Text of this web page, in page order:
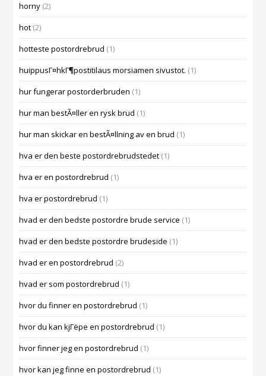
horny (2)
hot (2)
hotteste postordrebrud (1)
huippusГ¤hkГ¶postitilaus morsiamen sivustot. (1)
hur fungerar postorderbruden (1)
hur man bestÃ¤ller en rysk brud (1)
hur man skickar en bestÃ¤llning av en brud (1)
hva er den beste postordrebrudstedet (1)
hva er en postordrebrud (1)
hva er postordrebrud (1)
hvad er den bedste postordre brude service (1)
hvad er den bedste postordre brudeside (1)
hvad er en postordrebrud (2)
hvad er som postordrebrud (1)
hvor du finner en postordrebrud (1)
hvor du kan kjГёpe en postordrebrud (1)
hvor finner jeg en postordrebrud (1)
hvor kan jeg finne en postordrebrud (1)